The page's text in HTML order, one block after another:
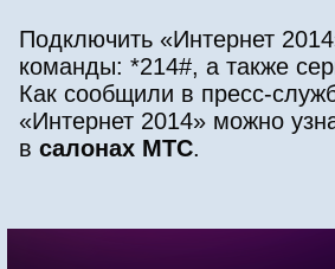
Подключить «Интернет
команды: *214#, а также
Как сообщили в пресс-
«Интернет 2014» можно
в салонах МТС.